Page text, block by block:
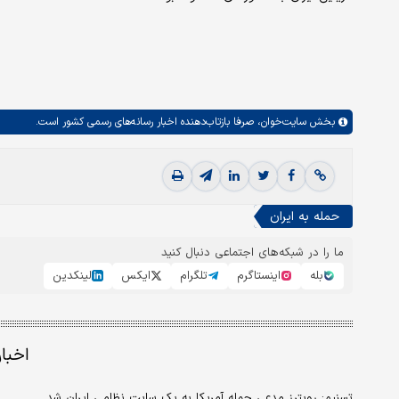
بخش سایت‌خوان، صرفا بازتاب‌دهنده اخبار رسانه‌های رسمی کشور است.
حمله به ایران
ما را در شبکه‌های اجتماعی دنبال کنید
بله
اینستاگرم تلگرام ایکس لینکدین